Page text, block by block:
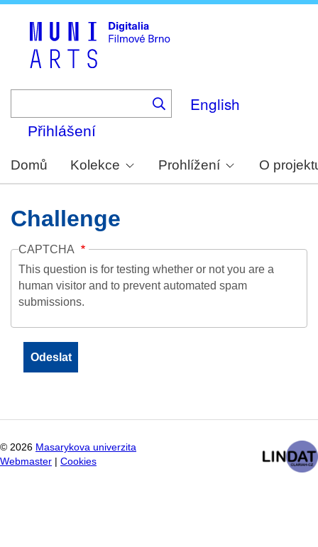
English
Přihlášení
Domů Kolekce Prohlížení O
Challenge
CAPTCHA
This question is for testing whether or not you are a
human visitor and to prevent automated spam
submissions.
© 2026 Masarykova univerzita
Webmaster
Cookies